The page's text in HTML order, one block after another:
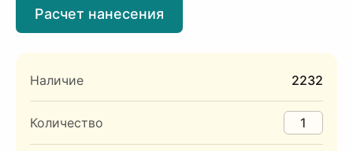
Расчет нанесения
Наличие 2232
Количество